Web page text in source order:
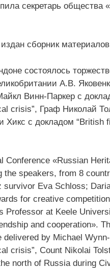
секретарь общества
сборник
состоялось
А.В.
Винн-Паркер с
crisis”, Граф Николай
с докладом “British
Conference «Russian
the speakers, from 8
Eva Schloss;
for creative
Professor at Keele
and cooperation».
by Michael
crisis”, Count Nikolai
north of Russia during